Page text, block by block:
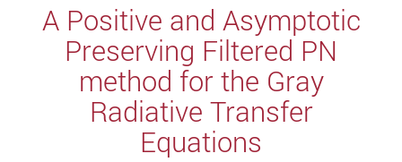
A Positive and Asymptotic
Preserving Filtered PN
method for the Gray
Radiative Transfer
Equations